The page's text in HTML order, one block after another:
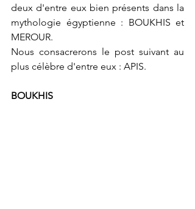
deux d'entre eux bien présents dans la
mythologie égyptienne : BOUKHIS et
MEROUR.
Nous consacrerons le post suivant au
plus célèbre d'entre eux : APIS.
BOUKHIS